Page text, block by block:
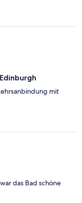
mit
das Bad schöne